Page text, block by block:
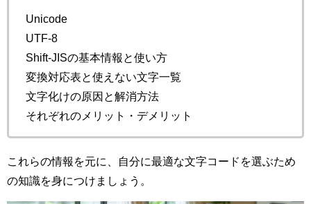
Unicode
UTF-8
Shift-JISの基本情報と使い方
変換対応表と使えない文字一覧
文字化けの原因と解消方法
それぞれのメリット・デメリット
これらの情報を元に、自分に最適な文字コードを選ぶため
の知識を身につけましょう。